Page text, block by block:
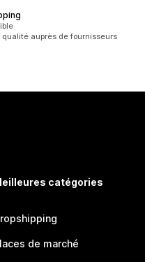
auprès de fournisseurs
catégories
de marché